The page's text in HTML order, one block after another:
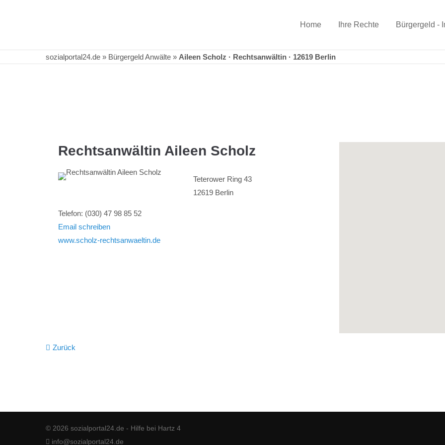
Home Ihre Rechte Bürgergeld -
sozialportal24.de » Bürgergeld Anwälte » Aileen Scholz · Rechtsanwältin · 12619 Berlin
Rechtsanwältin Aileen Scholz
Teterower Ring 43
12619 Berlin
Telefon: (030) 47 98 85 52
Email schreiben
www.scholz-rechtsanwaeltin.de
Zurück
© 2026 sozialportal24.de - Hilfe bei Hartz 4
info@sozialportal24.de